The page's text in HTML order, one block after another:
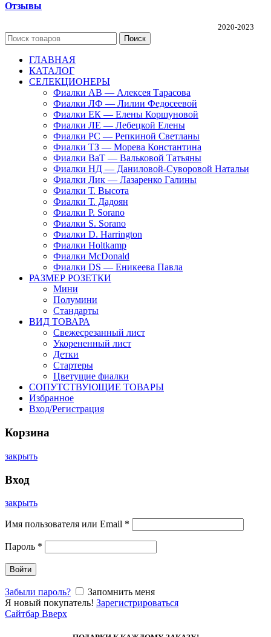
Отзывы
2020-2023
Поиск
ГЛАВНАЯ
КАТАЛОГ
СЕЛЕКЦИОНЕРЫ
Фиалки АВ — Алексея Тарасова
Фиалки ЛФ — Лилии Федосеевой
Фиалки ЕК — Елены Коршуновой
Фиалки ЛЕ — Лебецкой Елены
Фиалки РС — Репкиной Светланы
Фиалки ТЗ — Морева Константина
Фиалки ВаТ — Вальковой Татьяны
Фиалки НД — Даниловой-Суворовой Натальи
Фиалки Лик — Лазаренко Галины
Фиалки Т. Высота
Фиалки Т. Дадоян
Фиалки P. Sorano
Фиалки S. Sorano
Фиалки D. Harrington
Фиалки Holtkamp
Фиалки McDonald
Фиалки DS — Еникеева Павла
РАЗМЕР РОЗЕТКИ
Мини
Полумини
Стандарты
ВИД ТОВАРА
Свежесрезанный лист
Укорененный лист
Детки
Стартеры
Цветущие фиалки
СОПУТСТВУЮЩИЕ ТОВАРЫ
Избранное
Вход/Регистрация
Корзина
закрыть
Вход
закрыть
Имя пользователя или Email *
Пароль *
Войти
Забыли пароль?
Запомнить меня
Я новый покупатель! Зарегистрироваться
Сайтбар Вверх